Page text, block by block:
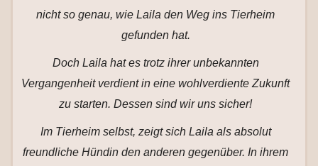
nicht so genau, wie Laila den Weg ins Tierheim
gefunden hat.
Doch Laila hat es trotz ihrer unbekannten
Vergangenheit verdient in eine wohlverdiente Zukunft
zu starten. Dessen sind wir uns sicher!
Im Tierheim selbst, zeigt sich Laila als absolut
freundliche Hündin den anderen gegenüber. In ihrem